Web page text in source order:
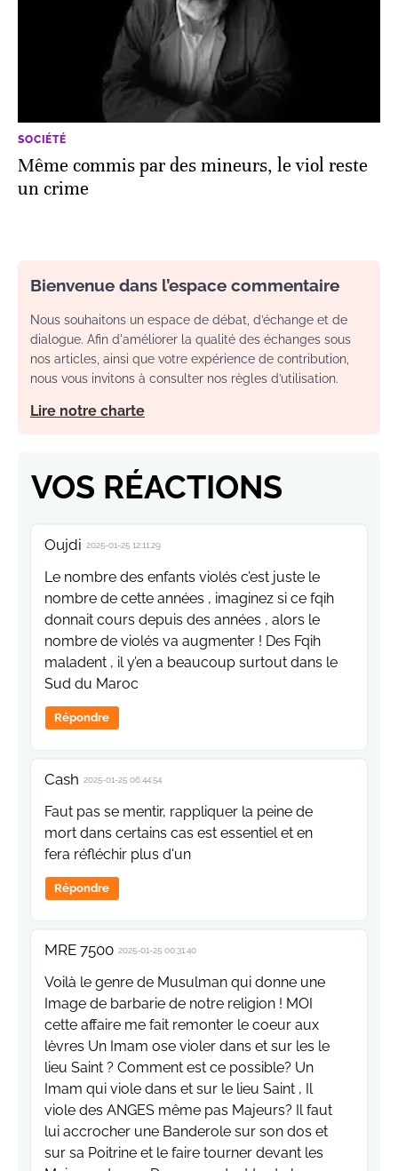
SOCIÉTÉ
Même commis par des mineurs, le viol reste
un crime
Bienvenue dans l’espace commentaire
Nous souhaitons un espace de débat, d’échange et de
dialogue. Afin d'améliorer la qualité des échanges sous
nos articles, ainsi que votre expérience de contribution,
nous vous invitons à consulter nos règles d’utilisation.
Lire notre charte
VOS RÉACTIONS
Oujdi 2025-01-25 12:11:29
Le nombre des enfants violés c’est juste le
nombre de cette années , imaginez si ce fqih
donnait cours depuis des années , alors le
nombre de violés va augmenter ! Des Fqih
maladent , il y’en a beaucoup surtout dans le
Sud du Maroc
Répondre
Cash 2025-01-25 06:44:54
Faut pas se mentir, rappliquer la peine de
mort dans certains cas est essentiel et en
fera réfléchir plus d'un
Répondre
MRE 7500 2025-01-25 00:31:40
Voilà le genre de Musulman qui donne une
Image de barbarie de notre religion ! MOI
cette affaire me fait remonter le coeur aux
lèvres Un Imam ose violer dans et sur les le
lieu Saint ? Comment est ce possible? Un
Imam qui viole dans et sur le lieu Saint , Il
viole des ANGES même pas Majeurs? Il faut
lui accrocher une Banderole sur son dos et
sur sa Poitrine et le faire tourner devant les